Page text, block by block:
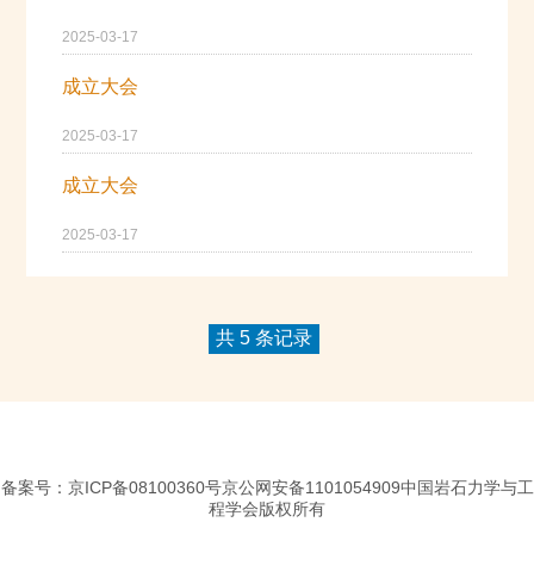
2025-03-17
成立大会
2025-03-17
成立大会
2025-03-17
共 5 条记录
备案号：京ICP备08100360号京公网安备1101054909中国岩石力学与工
程学会版权所有